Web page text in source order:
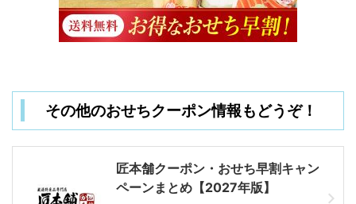
その他のおせちクーポン情報もどうぞ！
匠本舗クーポン・おせち早割キャン
ペーンまとめ【2027年版】